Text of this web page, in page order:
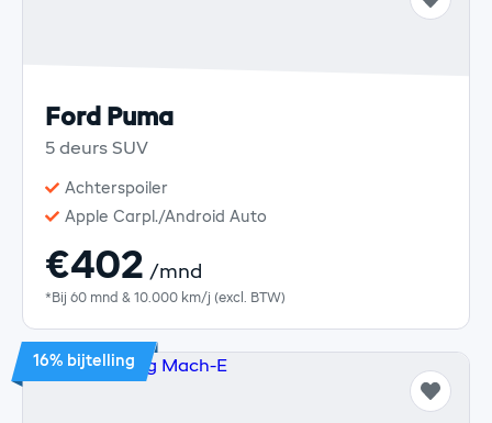
Ford Puma
5 deurs SUV
Achterspoiler
Apple Carpl./Android Auto
€402 /mnd
*Bij 60 mnd & 10.000 km/j (excl. BTW)
16% bijtelling